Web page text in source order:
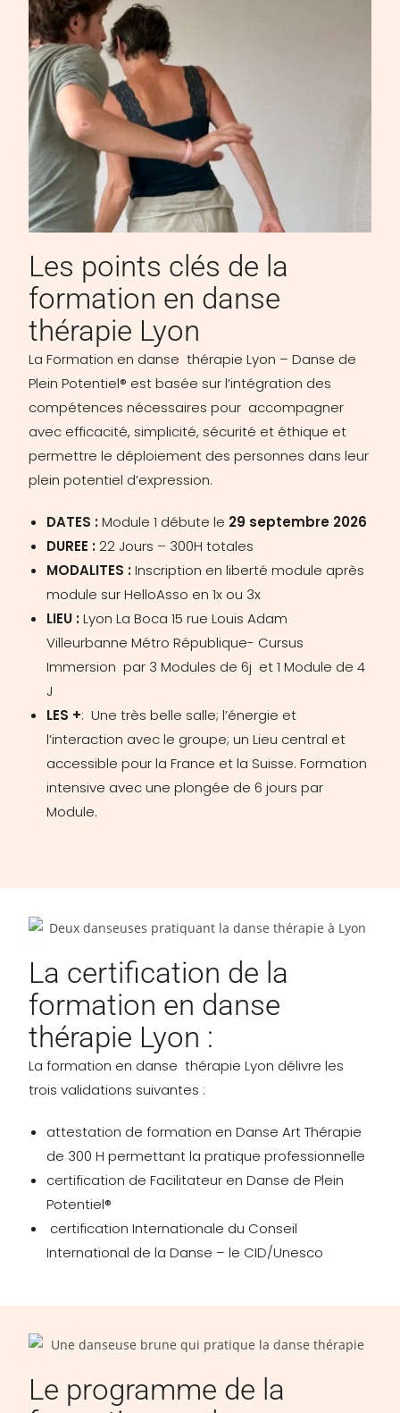
Les points clés de la
formation en danse
thérapie Lyon
La Formation en danse thérapie Lyon – Danse de
Plein Potentiel® est basée sur l’intégration des
compétences nécessaires pour accompagner
avec efficacité, simplicité, sécurité et éthique et
permettre le déploiement des personnes dans leur
plein potentiel d’expression.
DATES :Module 1 débute le 29 septembre 2026
DUREE : 22 Jours – 300H totales
MODALITES :Inscription en liberté module après
module sur HelloAsso en 1x ou 3x
LIEU :Lyon La Boca 15 rue Louis Adam
Villeurbanne Métro République- Cursus
Immersion par 3 Modules de 6j et 1 Module de 4
J
LES +: Une très belle salle; l’énergie et
l’interaction avec le groupe; un Lieu central et
accessible pour la France et la Suisse. Formation
intensive avec une plongée de 6 jours par
Module.
La certification de la
formation en danse
thérapie Lyon :
La formation en danse thérapie Lyon délivre les
trois validations suivantes :
attestation de formation en Danse Art Thérapie
de 300 H permettant la pratiqueprofessionnelle
certification de Facilitateur en Danse de Plein
Potentiel®
certification Internationale du Conseil
International de la Danse – le CID/Unesco
Le programme de la